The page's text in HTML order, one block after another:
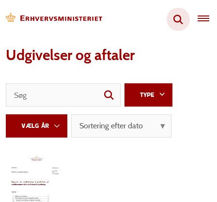
Udgivelser og aftaler
TYPE